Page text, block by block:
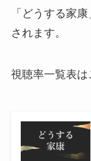
「どうする家
されます。
視聴率一覧表は